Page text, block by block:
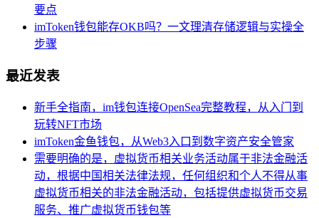
要点
imToken钱包能存OKB吗？一文理清存储逻辑与实操全
步骤
最近发表
新手全指南，im钱包连接OpenSea完整教程，从入门到
玩转NFT市场
imToken金鱼钱包，从Web3入口到数字资产安全管家
需要明确的是，虚拟货币相关业务活动属于非法金融活
动，根据中国相关法律法规，任何组织和个人不得从事
虚拟货币相关的非法金融活动，包括提供虚拟货币交易
服务、推广虚拟货币钱包等